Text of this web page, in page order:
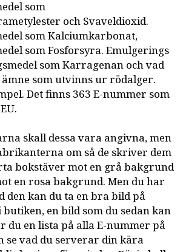
som
och Svaveldioxid.
som Kalciumkarbonat,
som Fosforsyra. Emulgerings
som Karragenan och vad
ämne som utvinns ur rödalger.
Det finns 363 E-nummer som
skall dessa vara angivna, men
om så de skriver dem
bokstäver mot en grå bakgrund
en rosa bakgrund. Men du har
den kan du ta en bra bild på
en bild som du sedan kan
du en lista på alla E-nummer på
se vad du serverar din kära